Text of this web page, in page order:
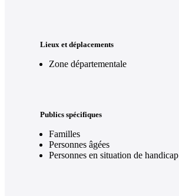
Lieux et déplacements
Zone départementale
Publics spécifiques
Familles
Personnes âgées
Personnes en situation de handicap